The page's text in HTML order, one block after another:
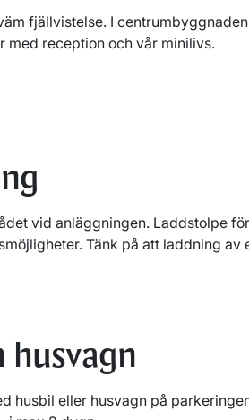
fjällvistelse. I
med reception och vår minilivs.
vid anläggningen. Laddstolpe
Tänk på att laddning av
husvagn
husbil eller husvagn på